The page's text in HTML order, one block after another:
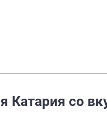
Катария со